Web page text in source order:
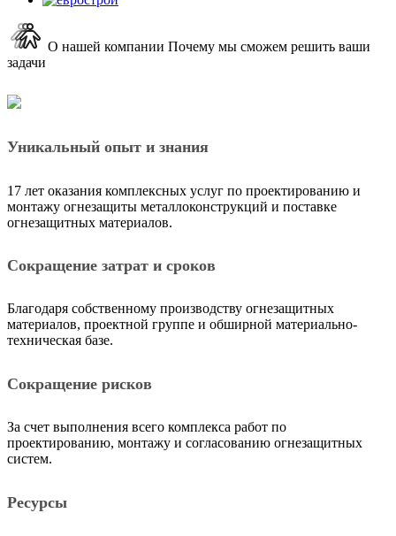
О нашей компании Почему мы сможем решить ваши
задачи
Уникальный опыт и знания
17 лет оказания комплексных услуг по проектированию и
монтажу огнезащиты металлоконструкций и поставке
огнезащитных материалов.
Сокращение затрат и сроков
Благодаря собственному производству огнезащитных
материалов, проектной группе и обширной материально-
техническая базе.
Сокращение рисков
За счет выполнения всего комплекса работ по
проектированию, монтажу и согласованию огнезащитных
систем.
Ресурсы